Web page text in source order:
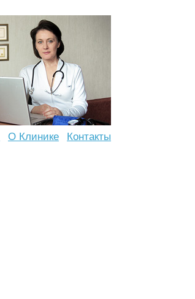
О Клинике Контакты